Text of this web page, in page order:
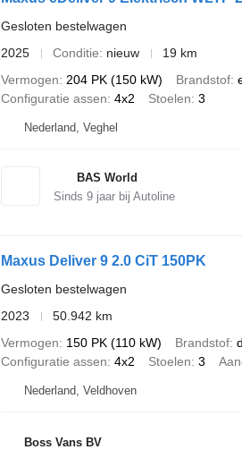
Gesloten bestelwagen
2025
Conditie nieuw
19 km
Vermogen
204 PK (150 kW) Brandstof
Configuratie assen 4x2 Stoelen 3
Nederland, Veghel
BAS World
Sinds 9jaar bij Autoline
Maxus Deliver 9 2.0 CiT 150PK
Gesloten bestelwagen
2023
50.942 km
Vermogen
150 PK (110 kW) Brandstof
Configuratie assen 4x2 Stoelen 3
Nederland, Veldhoven
Boss Vans BV